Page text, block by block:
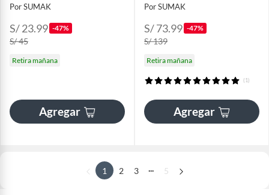
Por SUMAK
S/ 23.99 -47%
S/ 45
Retira mañana
Agregar
Por SUMAK
S/ 73.99 -47%
S/ 139
Retira mañana
(1)
Agregar
1 2 3 ... 5